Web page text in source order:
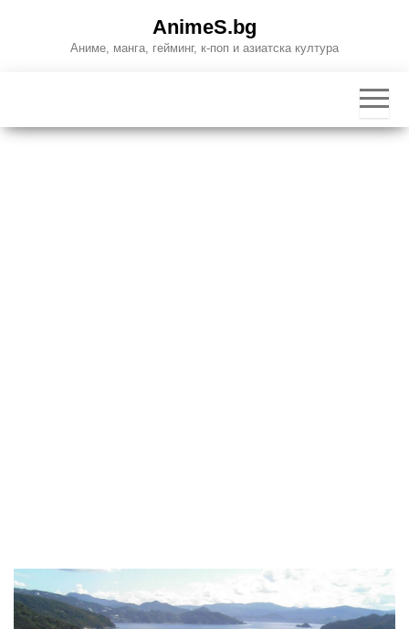
AnimeS.bg
Аниме, манга, гейминг, к-поп и азиатска култура